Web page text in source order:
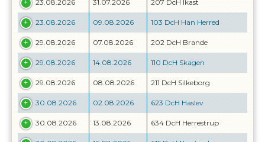
23.08.2026 31.07.2026 207 DcH Ikast
23.08.2026 09.08.2026 103 DcH Han Herred
29.08.2026 07.08.2026 202 DcH Brande
29.08.2026 14.08.2026 110 DcH Skagen
29.08.2026 08.08.2026 211 DcH Silkeborg
30.08.2026 02.08.2026 623 DcH Haslev
30.08.2026 13.08.2026 634 DcH Herrestrup